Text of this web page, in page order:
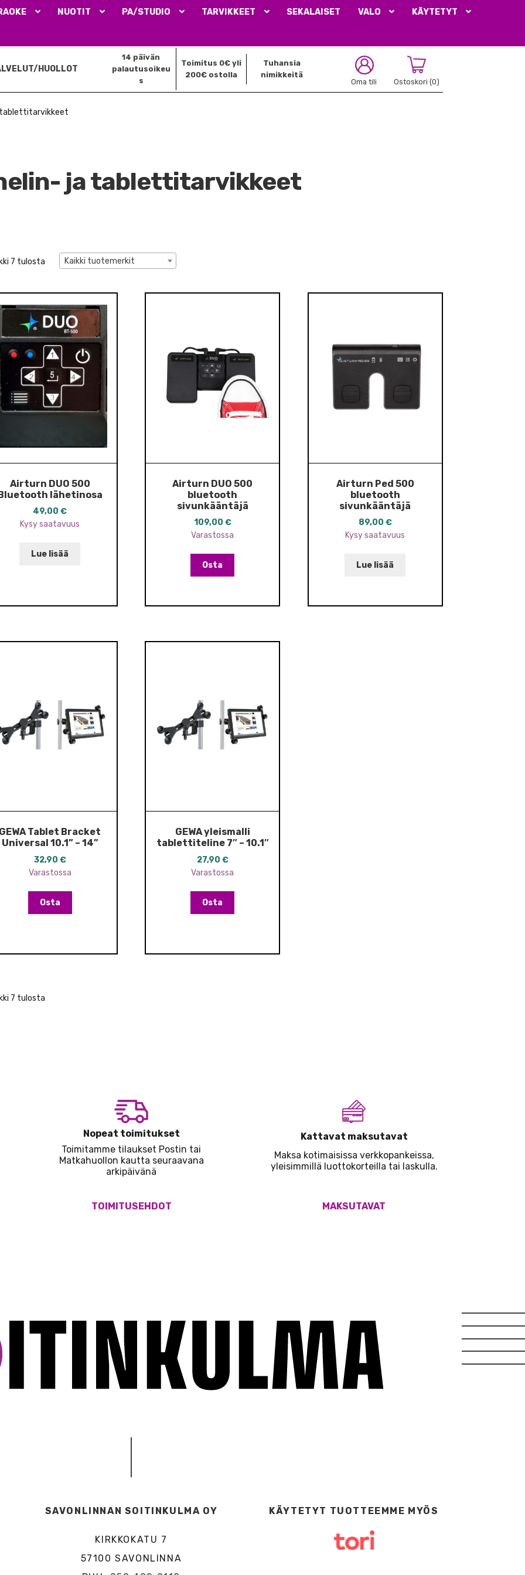
NUOTIT PA/STUDIO TARVIKKEET SEKALAISET VALO KÄYTETYT
Oma tili Ostoskori (0)
14 päivän
palautusoikeu
s
Toimitus 0€ yli
200€ ostolla
Tuhansia
nimikkeitä
HUOLLOT
ja tablettitarvikkeet
7 tulosta Kaikki tuotemerkit
Airturn DUO 500
lähetinosa
49,00€
Kysy saatavuus
Lue lisää
Airturn DUO 500
bluetooth
sivunkääntäjä
109,00 €
Varastossa
Osta
Airturn Ped 500
bluetooth
sivunkääntäjä
89,00 €
Kysy saatavuus
Lue lisää
Tablet Bracket
Universal 10.1” – 14”
32,90 €
Varastossa
Osta
GEWA yleismalli
tablettiteline 7″ – 10.1″
27,90 €
Varastossa
Osta
7 tulosta
Nopeat toimitukset
Toimitamme tilaukset Postin tai
Matkahuollon kautta seuraavana
arkipäivänä
TOIMITUSEHDOT
Kattavat maksutavat
Maksa kotimaisissa verkkopankeissa,
yleisimmillä luottokorteilla tai laskulla.
MAKSUTAVAT
SAVONLINNAN SOITINKULMA OY
KIRKKOKATU 7
57100 SAVONLINNA
KÄYTETYT TUOTTEEMME MYÖS